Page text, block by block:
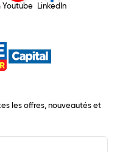
Youtube LinkedIn
les offres, nouveautés et